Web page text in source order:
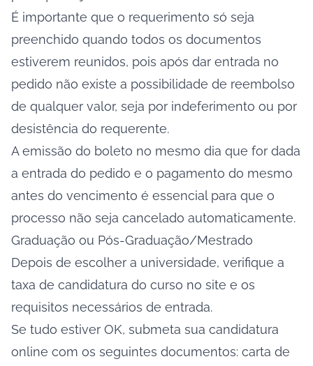
É importante que o requerimento só seja
preenchido quando todos os documentos
estiverem reunidos, pois após dar entrada no
pedido não existe a possibilidade de reembolso
de qualquer valor, seja por indeferimento ou por
desistência do requerente.
A emissão do boleto no mesmo dia que for dada
a entrada do pedido e o pagamento do mesmo
antes do vencimento é essencial para que o
processo não seja cancelado automaticamente.
Graduação ou Pós-Graduação/Mestrado
Depois de escolher a universidade, verifique a
taxa de candidatura do curso no site e os
requisitos necessários de entrada.
Se tudo estiver OK, submeta sua candidatura
online com os seguintes documentos: carta de